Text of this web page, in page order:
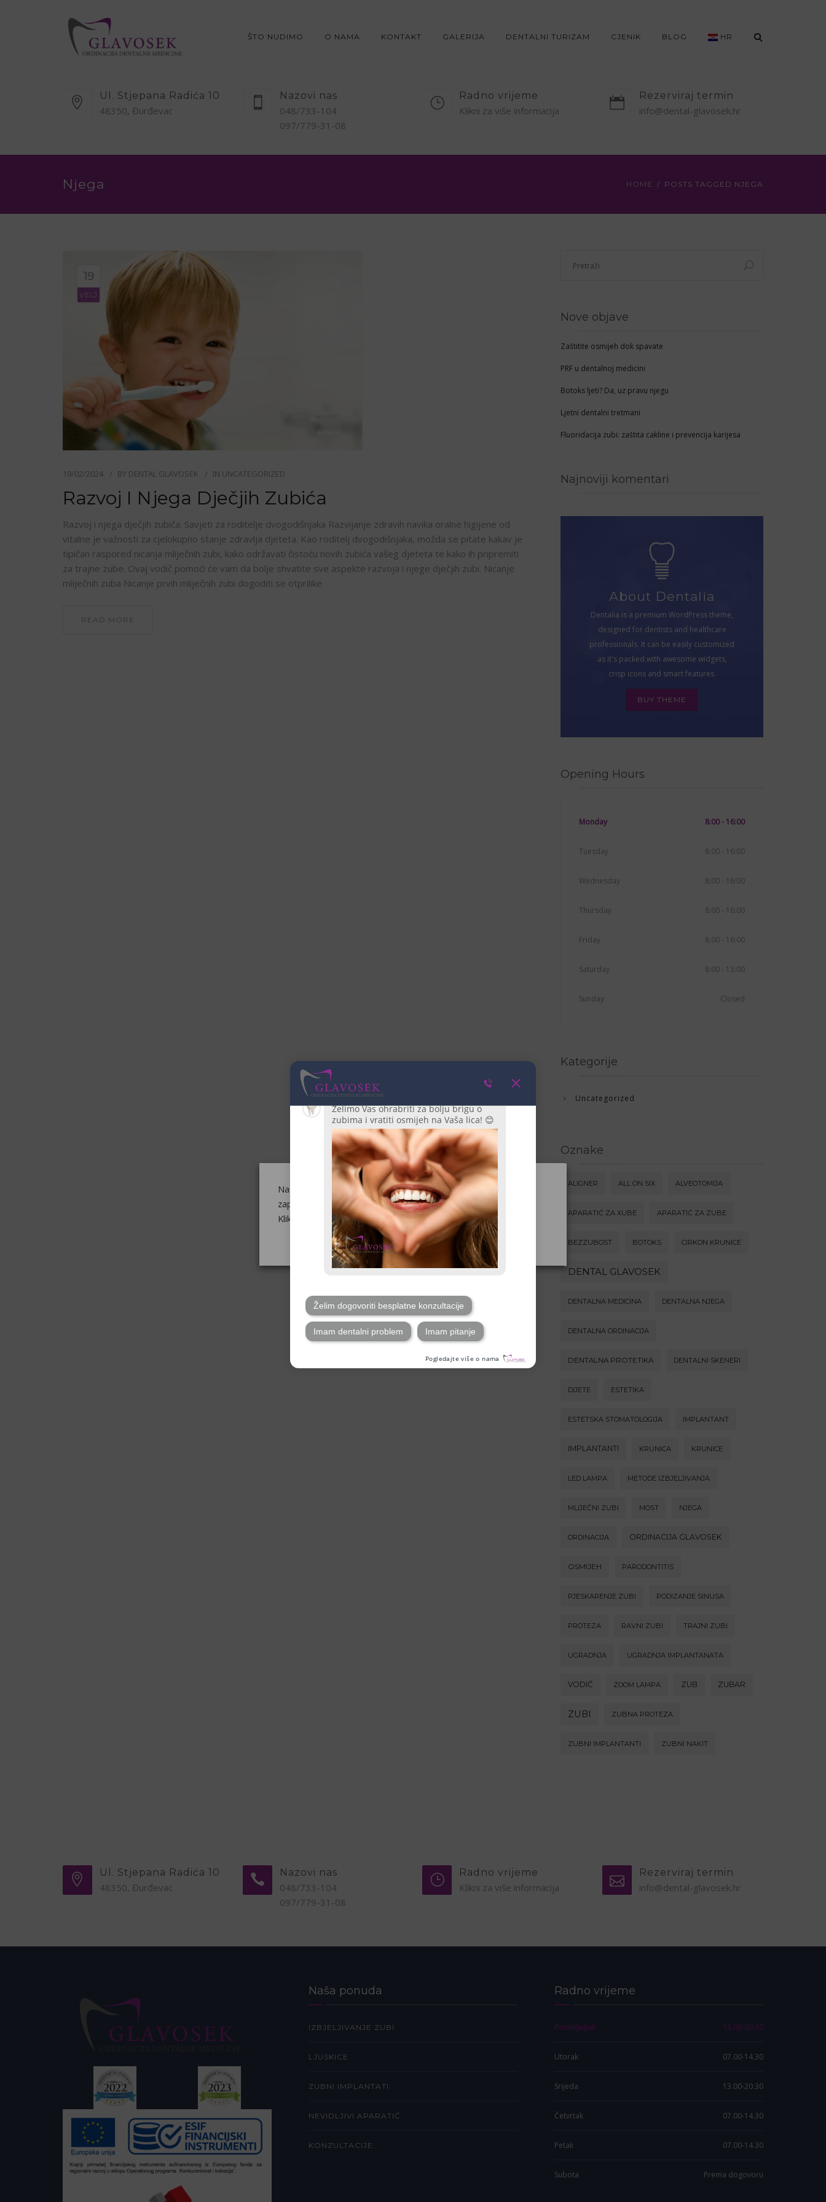
ŠTO NUDIMO O NAMA KONTAKT GALERIJA DENTALNI TURIZAM CJENIK BLOG HR
Ul. Stjepana Radića 10
48350, Đurđevac
Nazovi nas
048/733-104
097/779-31-08
Radno vrijeme
Klikni za više informacija
Rezerviraj termin
info@dental-glavosek.hr
Njega HOME POSTS TAGGED NJEGA
19
VELJ
19/02/2024 BY DENTAL GLAVOSEK IN UNCATEGORIZED
Razvoj I Njega Dječjih Zubića
Razvoj i njega dječjih zubića: Savjeti za roditelje dvogodišnjaka Razvijanje zdravih navika oralne higijene od
vitalne je važnosti za cjelokupno stanje zdravlja djeteta. Kao roditelj dvogodišnjaka, možda se pitate kakav je
tipičan raspored nicanja mliječnih zubi, kako održavati čistoću novih zubića vašeg djeteta te kako ih pripremiti
za trajne zube. Ovaj vodič pomoći će vam da bolje shvatite sve aspekte razvoja i njege dječjih zubi. Nicanje
mliječnih zuba Nicanje prvih mliječnih zubi dogoditi se otprilike
READ MORE
Nove objave
Zaštitite osmijeh dok spavate
PRF u dentalnoj medicini
Botoks ljeti? Da, uz pravu njegu
Ljetni dentalni tretmani
Fluoridacija zubi: zaštita cakline i prevencija karijesa
Najnoviji komentari
About Dentalia
Dentalia is a premium WordPress theme,
designed for dentists and healthcare
professionals. It can be easily customized
as it's packed with awesome widgets,
crisp icons and smart features.
BUY THEME
Opening Hours
Monday 8:00 - 16:00
Tuesday 8:00 - 16:00
Wednesday 8:00 - 16:00
Thursday 8:00 - 16:00
Friday 8:00 - 16:00
Saturday 8:00 - 13:00
Sunday Closed
Kategorije
Uncategorized
Oznake
ALIGNER ALL ON SIX ALVEOTOMIJA
APARATIĆ ZA XUBE APARATIĆ ZA ZUBE
BEZZUBOST BOTOKS CIRKON KRUNICE
DENTAL GLAVOSEK
DENTALNA MEDICINA DENTALNA NJEGA
DENTALNA ORDINACIJA
DENTALNA PROTETIKA DENTALNI SKENERI
DIJETE ESTETIKA
ESTETSKA STOMATOLOGIJA IMPLANTANT
IMPLANTANTI KRUNICA KRUNICE
LED LAMPA METODE IZBJELJIVANJA
MLIJEČNI ZUBI MOST NJEGA
ORDINACIJA ORDINACIJA GLAVOSEK
OSMIJEH PARODONTITIS
PJESKARENJE ZUBI PODIZANJE SINUSA
PROTEZA RAVNI ZUBI TRAJNI ZUBI
UGRADNJA UGRADNJA IMPLANTANATA
VODIČ ZOOM LAMPA ZUB ZUBAR
ZUBI ZUBNA PROTEZA
ZUBNI IMPLANTANTI ZUBNI NAKIT
Ul. Stjepana Radića 10
48350, Đurđevac
Nazovi nas
048/733-104
097/779-31-08
Radno vrijeme
Klikni za više informacija
Rezerviraj termin
info@dental-glavosek.hr
Naša ponuda
IZBJELJIVANJE ZUBI
LJUSKICE
ZUBNI IMPLANTATI
NEVIDLJIVI APARATIĆ
KONZULTACIJE
Radno vrijeme
Ponedjeljak 13.00-20.30
Utorak 07.00-14.30
Srijeda 13.00-20.30
Četvrtak 07.00-14.30
Petak 07.00-14.30
Subota Prema dogovoru
Naša web-stranica upotrebljava kolačiće kako bismo Vas
zapamtili i razumjeli kako upotrebljavate našu web-stranicu.
Klikom na "Prihvaćam" pristajete na upotrebu SVIH kolačića.
Saznaj više Postavke kolačića Prihvaćam